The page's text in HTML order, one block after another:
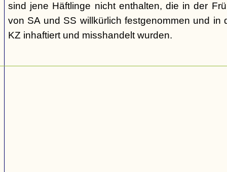
sind jene Häftlinge nicht enthalten, die in der
von SA und SS willkürlich festgenommen und in
KZ inhaftiert und misshandelt wurden.